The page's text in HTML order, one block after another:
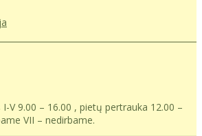
I-V 9.00 – 16.00 , pietų pertrauka 12.00 –
VII – nedirbame.